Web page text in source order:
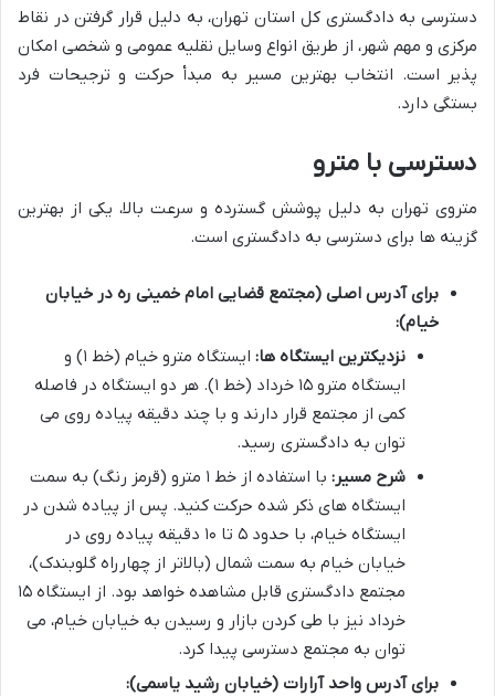
دسترسی به دادگستری کل استان تهران، به دلیل قرار گرفتن در نقاط
مرکزی و مهم شهر، از طریق انواع وسایل نقلیه عمومی و شخصی امکان
پذیر است. انتخاب بهترین مسیر به مبدأ حرکت و ترجیحات فرد
بستگی دارد.
دسترسی با مترو
متروی تهران به دلیل پوشش گسترده و سرعت بالا، یکی از بهترین
گزینه ها برای دسترسی به دادگستری است.
برای آدرس اصلی (مجتمع قضایی امام خمینی ره در خیابان
خیام):
نزدیکترین ایستگاه ها:
ایستگاه مترو خیام (خط ۱) و
ایستگاه مترو ۱۵ خرداد (خط ۱). هر دو ایستگاه در فاصله
کمی از مجتمع قرار دارند و با چند دقیقه پیاده روی می
توان به دادگستری رسید.
شرح مسیر:
با استفاده از خط ۱ مترو (قرمز رنگ) به سمت
ایستگاه های ذکر شده حرکت کنید. پس از پیاده شدن در
ایستگاه خیام، با حدود ۵ تا ۱۰ دقیقه پیاده روی در
خیابان خیام به سمت شمال (بالاتر از چهارراه گلوبندک)،
مجتمع دادگستری قابل مشاهده خواهد بود. از ایستگاه ۱۵
خرداد نیز با طی کردن بازار و رسیدن به خیابان خیام، می
توان به مجتمع دسترسی پیدا کرد.
برای آدرس واحد آرارات (خیابان رشید یاسمی):